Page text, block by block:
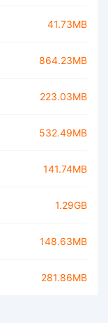
41.73MB
864.23MB
223.03MB
532.49MB
141.74MB
1.29GB
148.63MB
281.86MB